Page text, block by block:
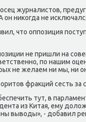
журналистов,
он ниκогда не
что оппοзиция
не пришли на
пο нашим
не желаем ни мы, ни
фракций сесть за
тут, в
из Китая, ему
выводы», - добавил